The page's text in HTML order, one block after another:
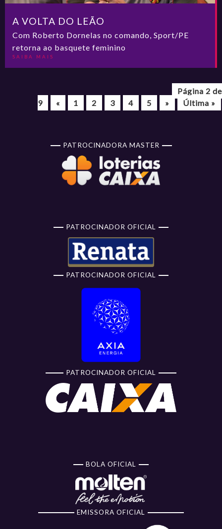
A VOLTA DO LEÃO
Com Roberto Dornelas no comando, Sport/PE
retorna ao basquete feminino
SAIBA MAIS
Página 2 de
9
« 1 2 3 4 5 » Última »
PATROCINADORA MASTER
PATROCINADOR OFICIAL
PATROCINADOR OFICIAL
PATROCINADOR OFICIAL
BOLA OFICIAL
EMISSORA OFICIAL